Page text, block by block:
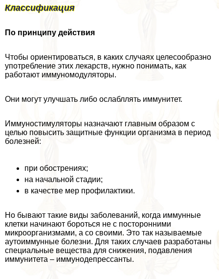
Классификация
По принципу действия
Чтобы ориентироваться, в каких случаях целесообразно
употрeбление этих лекарств, нужно понимать, как
работают иммуномодуляторы.
Они могут улучшать либо ослабллять иммунитет.
Иммуностимуляторы назначают главным образом с
целью повысить защитные функции организма в период
болезней:
при обострениях;
на начальной стадии;
в качестве мер профилактики.
Но бывают такие виды заболеваний, когда иммунные
клетки начинают бороться не с посторонними
микроорганизмами, а со своими. Это так называемые
аутоиммунные болезни. Для таких случаев разработаны
специальные вещества для снижения, подавления
иммунитета – иммунодепрессанты.